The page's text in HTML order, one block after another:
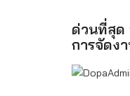
ด่วนที่สุด
การจัดง